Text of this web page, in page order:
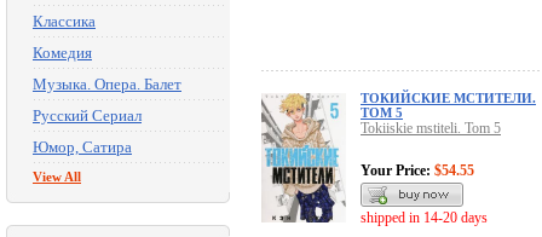
Классика
Комедия
Музыка. Опера. Балет
Русский Сериал
Юмор, Сатира
View All
ТОКИЙСКИЕ МСТИТЕЛИ.
ТОМ 5
Tokiiskie mstiteli. Tom 5
Your Price: $54.55
shipped in 14-20 days